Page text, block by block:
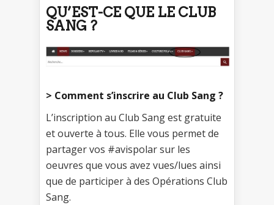
QU’EST-CE QUE LE CLUB
SANG ?
> Comment s’inscrire au Club Sang ?
L’inscription au Club Sang est gratuite
et ouverte à tous. Elle vous permet de
partager vos #avispolar sur les
oeuvres que vous avez vues/lues ainsi
que de participer à des Opérations Club
Sang.